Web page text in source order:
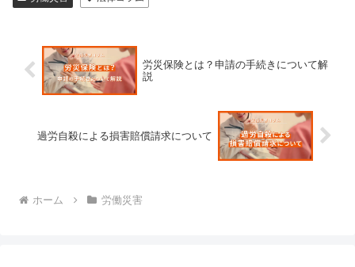
労災保険とは？申請の手続きについて解
説
過労自殺による損害賠償請求について
ホーム 労働災害